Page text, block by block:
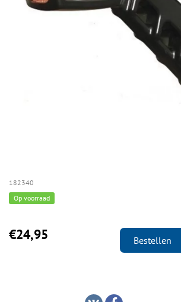
182340
Op voorraad
€24,95 Bestellen